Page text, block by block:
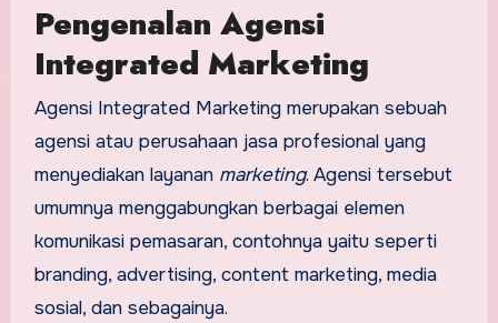
Pengenalan Agensi
Integrated Marketing
Agensi Integrated Marketing merupakan sebuah
agensi atau perusahaan jasa profesional yang
menyediakan layanan marketing. Agensi tersebut
umumnya menggabungkan berbagai elemen
komunikasi pemasaran, contohnya yaitu seperti
branding, advertising, content marketing, media
sosial, dan sebagainya.